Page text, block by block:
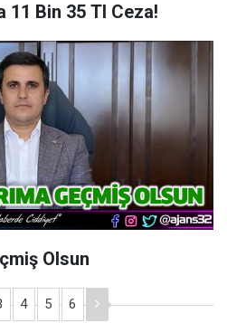
11 Bin 35 Tl Ceza!
Olsun
4 5 6